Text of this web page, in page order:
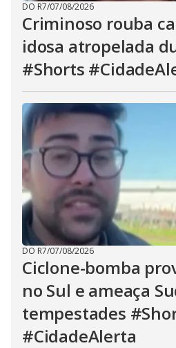
DO R7/07/08/2026
Criminoso rouba
idosa atropelada
#Shorts
DO R7/07/08/2026
Ciclone-bomba
no Sul e ameaça
tempestades
#CidadeAlerta